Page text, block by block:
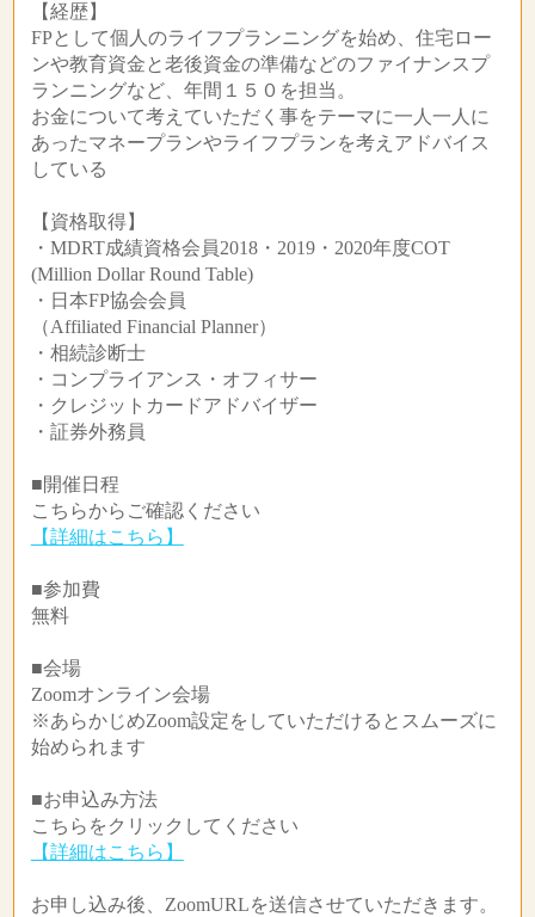
【経歴】
FPとして個人のライフプランニングを始め、住宅ロー
ンや教育資金と老後資金の準備などのファイナンスプ
ランニングなど、年間１５０を担当。
お金について考えていただく事をテーマに一人一人に
あったマネープランやライフプランを考えアドバイス
している
【資格取得】
・MDRT成績資格会員2018・2019・2020年度COT
(Million Dollar Round Table)
・日本FP協会会員
（Affiliated Financial Planner）
・相続診断士
・コンプライアンス・オフィサー
・クレジットカードアドバイザー
・証券外務員
■開催日程
こちらからご確認ください
【詳細はこちら】
■参加費
無料
■会場
Zoomオンライン会場
※あらかじめZoom設定をしていただけるとスムーズに
始められます
■お申込み方法
こちらをクリックしてください
【詳細はこちら】
お申し込み後、ZoomURLを送信させていただきます。